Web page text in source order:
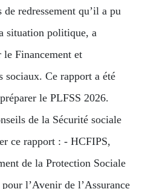
de redressement qu’il a pu
situation politique, a
le Financement et
sociaux. Ce rapport a été
le PLFSS 2026.
de la Sécurité sociale
ce rapport : - HCFIPS,
de la Protection Sociale
l’Avenir de l’Assurance